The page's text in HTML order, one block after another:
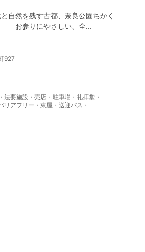
自然を残す古都、奈良公園ちかく
やさしい、全...
927
・法要施設 ・売店 ・駐車場 ・礼拝堂 ・
リアフリー ・東屋 ・送迎バス ・